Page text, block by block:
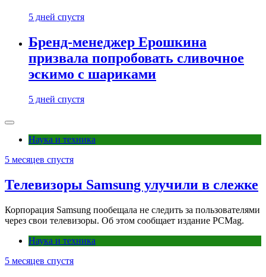
5 дней спустя
Бренд-менеджер Ерошкина
призвала попробовать сливочное
эскимо с шариками
5 дней спустя
Наука и техника
5 месяцев спустя
Телевизоры Samsung улучили в слежке
Корпорация Samsung пообещала не следить за пользователями
через свои телевизоры. Об этом сообщает издание PCMag.
Наука и техника
5 месяцев спустя